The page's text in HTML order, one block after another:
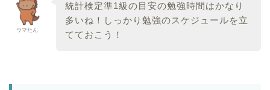
ウマたん
統計検定準1級の目安の勉強時間はかなり
多いね！しっかり勉強のスケジュールを立
てておこう！